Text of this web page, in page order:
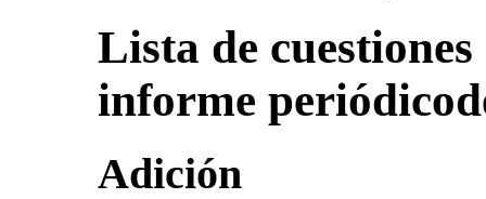
Lista de
informe
Adición